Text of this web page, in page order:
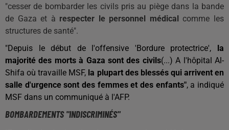
"cesser de bombarder les civils pris au piège dans la bande
de Gaza et à respecter le personnel médical
comme les
structures de santé".
"Depuis le début de l'offensive 'Bordure protectrice', la
majorité des morts à Gaza sont des civils(...) A l'hôpital Al-
Shifa où travaille MSF, la plupart des blessés qui arrivent en
salle d'urgence sont des femmes et des enfants", a indiqué
MSF dans un communiqué à l'AFP.
BOMBARDEMENTS "INDISCRIMINÉS"